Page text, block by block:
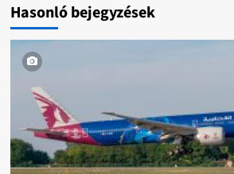
Hasonló bejegyzések